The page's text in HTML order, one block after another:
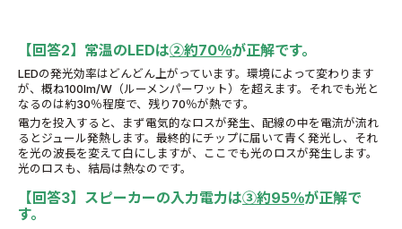
【回答2】常温のLEDは②約70％が正解です。
LEDの発光効率はどんどん上がっています。環境によって変わります
が、概ね100lm/W （ルーメンパーワット）を超えます。それでも光と
なるのは約30％程度で、残り 70％が熱です。
電力を投入すると、まず電気的なロスが発生、配線の中を電流が流れ
るとジュール発熱します。最終的にチップに届いて青く発光し、それ
を光の波長を変えて白にしますが、ここでも光のロスが発生します。
光のロスも、結局は熱なのです。
【回答3】スピーカーの入力電力は③約95％が正解で
す。